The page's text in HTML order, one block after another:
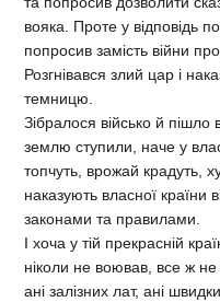
вояка. Проте у відповідь
попросив замість війни
Розгнівався злий цар і
темницю.
Зібралося військо й
землю ступили, наче у
топчуть, врожай крадуть,
наказують власної країни
законами та правилами.
І хоча у тій прекрасній
ніколи не воював, все ж не
ані залізних лат, ані